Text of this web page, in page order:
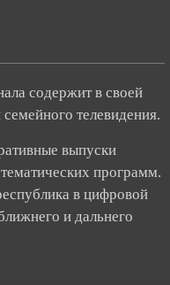
содержит в своей
телевидения.
выпуски
программ.
в цифровой
и дальнего